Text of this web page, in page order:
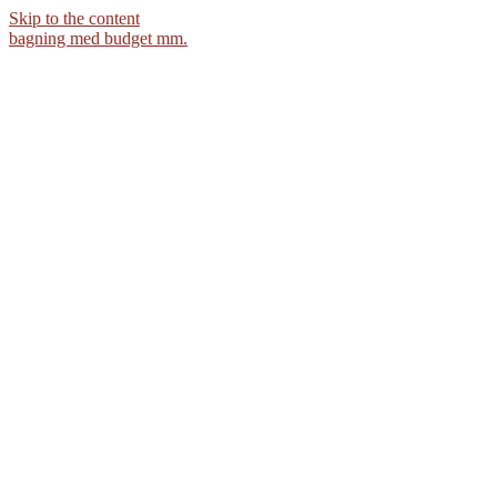
Skip to the content
bagning med budget mm.